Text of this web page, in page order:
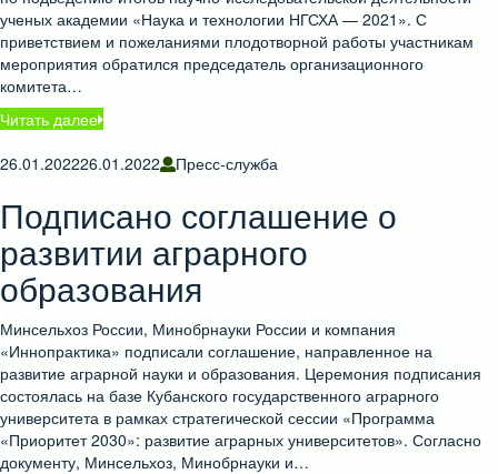
ученых академии «Наука и технологии НГСХА — 2021». С
приветствием и пожеланиями плодотворной работы участникам
мероприятия обратился председатель организационного
комитета…
Читать далее
26.01.202226.01.2022 Пресс-служба
Подписано соглашение о
развитии аграрного
образования
Минсельхоз России, Минобрнауки России и компания
«Иннопрактика» подписали соглашение, направленное на
развитие аграрной науки и образования. Церемония подписания
состоялась на базе Кубанского государственного аграрного
университета в рамках стратегической сессии «Программа
«Приоритет 2030»: развитие аграрных университетов». Согласно
документу, Минсельхоз, Минобрнауки и…